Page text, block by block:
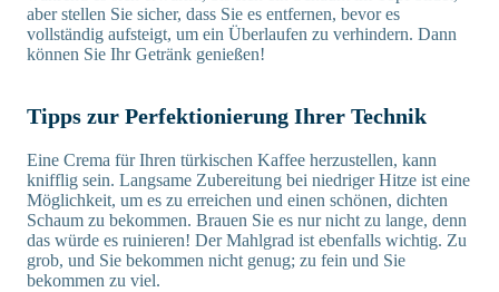
aber stellen Sie sicher, dass Sie es entfernen, bevor es
vollständig aufsteigt, um ein Überlaufen zu verhindern. Dann
können Sie Ihr Getränk genießen!
Tipps zur Perfektionierung Ihrer Technik
Eine Crema für Ihren türkischen Kaffee herzustellen, kann
knifflig sein. Langsame Zubereitung bei niedriger Hitze ist eine
Möglichkeit, um es zu erreichen und einen schönen, dichten
Schaum zu bekommen. Brauen Sie es nur nicht zu lange, denn
das würde es ruinieren! Der Mahlgrad ist ebenfalls wichtig. Zu
grob, und Sie bekommen nicht genug; zu fein und Sie
bekommen zu viel.